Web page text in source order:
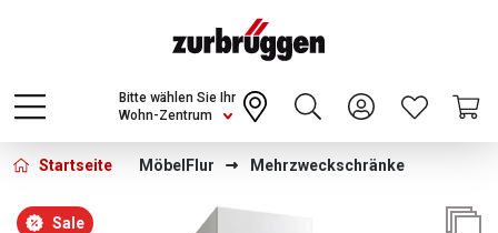
Choose a different country or region to see
content for your location and shop online
CONTINUE
Wohn-Zentrum
Bitte wählen Sie Ihr
Startseite Möbel Flur Mehrzweckschränke
Bildergalerie überspringen
Sale